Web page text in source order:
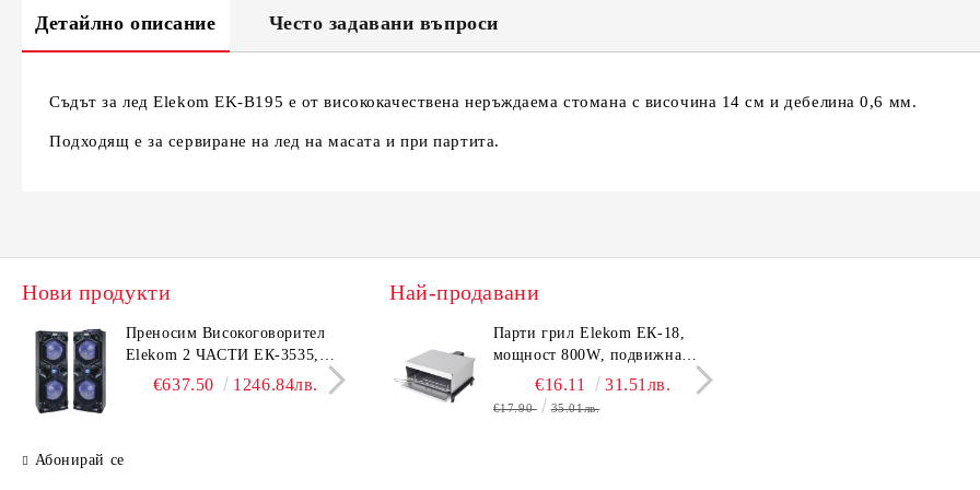
Детайлно описание Често задавани въпроси
Съдът за лед Elekom EK-B195 е от висококачествена неръждаема стомана с височина 14 см и дебелина 0,6 мм.
Подходящ е за сервиране на лед на масата и при партита.
Нови продукти
Преносим Високоговорител
Elekom 2 ЧАСТИ ЕК-3535,
500W, Bluetooth, Bluetooth,
USB, Караоке, 2 микрофона,
€637.50 1246.84лв.
Електрическа Кана Elekom
ЕК-1600 N, 1,6L,1500W, Цял
Безшевен вътрешен иноксов
корпус
€15.50 30.32лв.
Абонирай се
Най-продавани
Парти грил Elekom ЕК-18,
мощност 800W, подвижна
тавичка, медно покритие на
реотана
€16.11 31.51лв.
€17.90 35.01лв.